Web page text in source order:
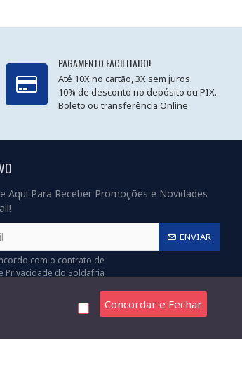
PAGAMENTO FACILITADO!
Até 10X no cartão, 3X sem juros.
10% de desconto no depósito ou PIX.
Boleto ou transferência Online
Aqui Para Receber Promoções e Novidades
ENVIAR
com o contrato de
Privacidade do Soldafria
Concordar e Fechar